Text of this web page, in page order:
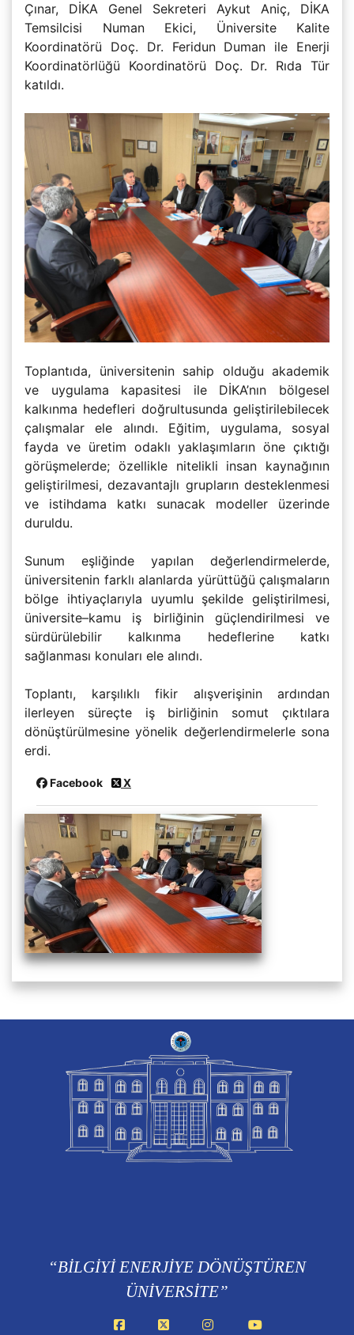
Çınar, DİKA Genel Sekreteri Aykut Aniç, DİKA
Temsilcisi Numan Ekici, Üniversite Kalite
Koordinatörü Doç. Dr. Feridun Duman ile Enerji
Koordinatörlüğü Koordinatörü Doç. Dr. Rıda Tür
katıldı.
Toplantıda, üniversitenin sahip olduğu akademik
ve uygulama kapasitesi ile DİKA’nın bölgesel
kalkınma hedefleri doğrultusunda geliştirilebilecek
çalışmalar ele alındı. Eğitim, uygulama, sosyal
fayda ve üretim odaklı yaklaşımların öne çıktığı
görüşmelerde; özellikle nitelikli insan kaynağının
geliştirilmesi, dezavantajlı grupların desteklenmesi
ve istihdama katkı sunacak modeller üzerinde
duruldu.
Sunum eşliğinde yapılan değerlendirmelerde,
üniversitenin farklı alanlarda yürüttüğü çalışmaların
bölge ihtiyaçlarıyla uyumlu şekilde geliştirilmesi,
üniversite–kamu iş birliğinin güçlendirilmesi ve
sürdürülebilir kalkınma hedeflerine katkı
sağlanması konuları ele alındı.
Toplantı, karşılıklı fikir alışverişinin ardından
ilerleyen süreçte iş birliğinin somut çıktılara
dönüştürülmesine yönelik değerlendirmelerle sona
erdi.
Facebook X
“BİLGİYİ ENERJİYE DÖNÜŞTÜREN
ÜNİVERSİTE”
Facebook InstagramYouTube